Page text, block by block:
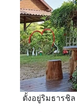
ตั้งอยู่ริมธารชิล